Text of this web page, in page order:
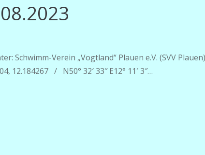
Schwimm-Verein „Vogtland“ Plauen e.V. (SVV
12.184267 / N50° 32′ 33″ E12° 11′ 3″…